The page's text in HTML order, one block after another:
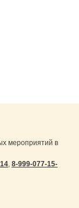
мероприятий в
, 8-999-077-15-